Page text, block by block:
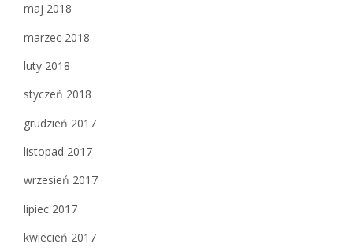
maj 2018
marzec 2018
luty 2018
styczeń 2018
grudzień 2017
listopad 2017
wrzesień 2017
lipiec 2017
kwiecień 2017